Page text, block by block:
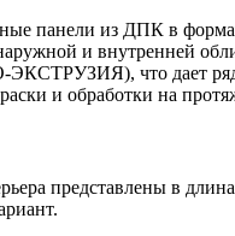
панели из ДПК в
и внутренней
что дает
и обработки на
представлены в